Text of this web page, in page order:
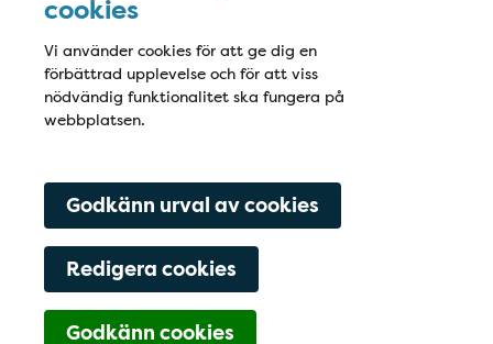
cookies
Vi använder cookies för att ge dig en
förbättrad upplevelse och för att viss
nödvändig funktionalitet ska fungera på
webbplatsen.
Godkänn urval av cookies
Redigera cookies
Godkänn cookies